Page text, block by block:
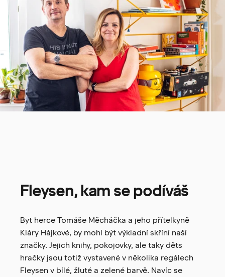
Fleysen,kam sepodíváš
Byt herce Tomáše Měcháčka a jeho přítelkyně
Kláry Hájkové, by mohl být výkladní skříní naší
značky. Jejich knihy, pokojovky, ale taky děts
hračky jsou totiž vystavené v několika regálech
Fleysen v bílé, žluté a zelené barvě. Navíc se